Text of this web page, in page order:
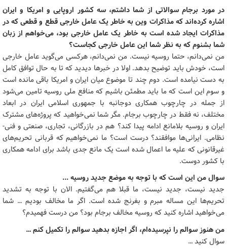
در مورد برجام سوالاتی از شما داشتم، سه کشور اروپایی و امریکا و ایران
اشاره کرده‌اند که مذاکرات وین به خاطر یک عامل خارجی قطع و قطعی که در
مذاکرات ایجاد شده است به خاطر یک عامل خارجی بود، می‌خواهم از زبان
شما بشنوم که به نظر شما این عامل خارجی کجاست؟
من نمی‌دانم، حتما روسیه نیست. من نمی‌دانم، هرکسی می‌گوید عامل خارجی
است، خودش باید توضیح بدهد. اولا در خبرها دیدید که تا به حال توافق کامل
به دست نیامده است. دوم چند تا موضوع میان ایران و امریکا باقی مانده است
و سوم این است که ما باید مطمئن باشیم که منافع ملی روسیه تامین می‌شود
از جمله در چارچوب همکاری دوجانبه با جمهوری اسلامی ایران در ابعاد
مختلف، نه فقط در چارچوب برجام. مگر شما نمی‌خواهید که پروژه‌های مشترک
ایران و روسیه بلامانع ادامه پیدا کند؟ هم در بازرگانی، تجاری، صنعتی و فنی-
نظامی. ایرانی‌ها موافقند؟ درست است؟ ما نمی‌خواهیم که قربانی تحریم‌های
غیرقانونی که علیه ما اعمال شده است یک مانع جدی باشد برای ادامه همکاری
با کشور دوست.
سوال من این است که با توجه به موضع جدید روسیه ...
جدید نیست، جدید نیست، ما قبلا هم می‌گفتیم. الان با توجه به تشدید
تحریم‌ها این مساله مبرم و بغرنج شده است. اگر ما مخالف بودیم … شما
می‌خواهید اشاره کنید که روسیه مخالف برجام بود؟ من درست فهمیدم؟
من هنوز سوالم را نپرسیده‌ام، اگر اجازه بدهید سوالم را تکمیل کنم …
سوال کنید …